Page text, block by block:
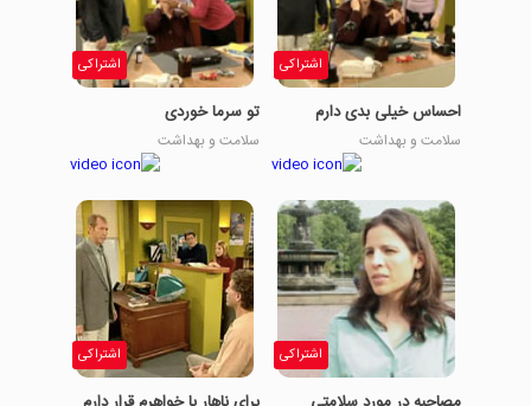
اشتراکی
احساس خیلی بدی دارم
سلامت و بهداشت
اشتراکی
تو سرما خوردی
سلامت و بهداشت
اشتراکی اشتراکی